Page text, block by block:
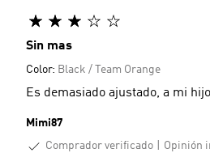
Sin mas
Color: Black / Team Orange
Es demasiado ajustado, a mi
Mimi87
Comprador verificado
Opinión